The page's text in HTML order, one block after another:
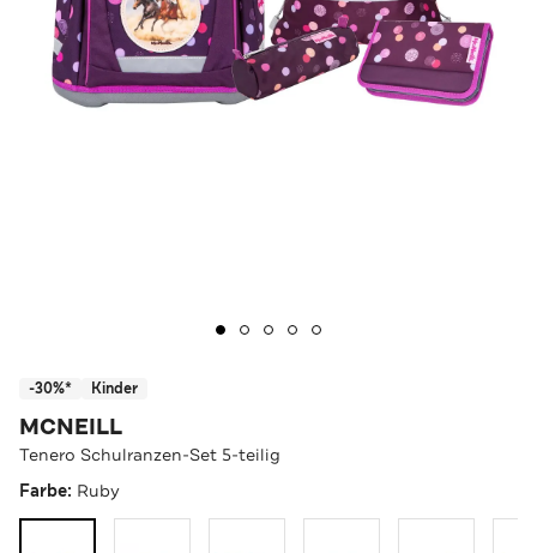
-30%* Kinder
MCNEILL
Tenero Schulranzen-Set 5-teilig
Farbe: Ruby